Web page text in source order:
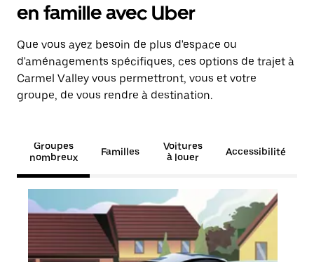
en famille avec Uber
Que vous ayez besoin de plus d'espace ou
d'aménagements spécifiques, ces options de trajet à
Carmel Valley vous permettront, vous et votre
groupe, de vous rendre à destination.
Groupes
nombreux
Familles
Voitures
à louer
Accessibilité